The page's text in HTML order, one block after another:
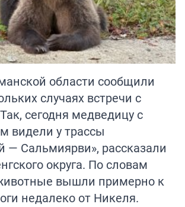
области сообщили
случаях встречи с
сегодня медведицу с
видели у трассы
— Сальмиярви», рассказали
округа. По словам
вышли примерно к
недалеко от Никеля.